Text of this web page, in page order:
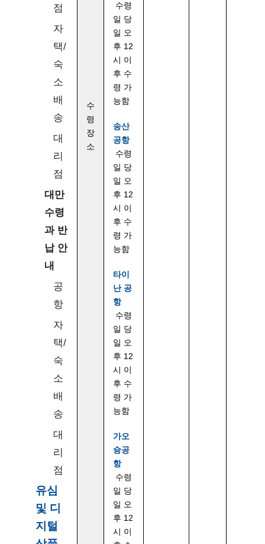
점
자
택/
숙
소
배
송
대
리
점
대만
수령
과 반
납 안
내
공
항
자
택/
숙
소
배
송
대
리
점
유심
및 디
지털
수
령
장
소
수령
일 당
일 오
후 12
시 이
후 수
령 가
능함
송산
공항
수령
일 당
일 오
후 12
시 이
후 수
령 가
능함
타이
난 공
항
수령
일 당
일 오
후 12
시 이
후 수
령 가
능함
가오
슝공
항
수령
일 당
일 오
후 12
시 이